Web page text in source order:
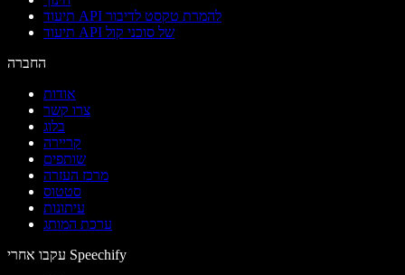
תיעוד API להמרת טקסט לדיבור
תיעוד API של סוכני קול
החברה
אודות
צרו קשר
בלוג
קריירה
שותפים
מרכז העזרה
סטטוס
עיתונות
ערכת המותג
עקבו אחרי Speechify